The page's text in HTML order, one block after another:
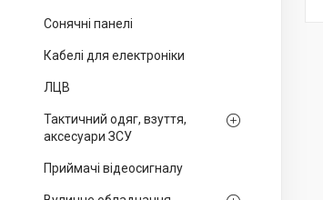
Сонячні панелі
Кабелі для електроніки
ЛЦВ
Тактичний одяг, взуття,
аксесуари ЗСУ
Приймачі відеосигналу